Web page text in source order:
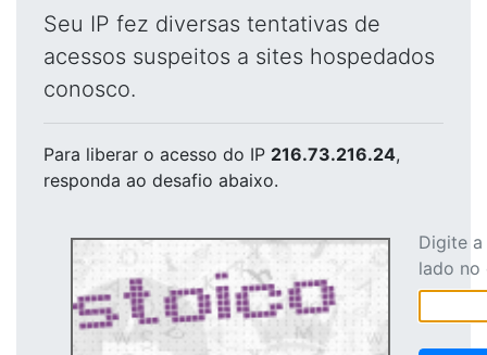
Seu IP fez diversas tentativas de
acessos suspeitos a sites hospedados
conosco.
Para liberar o acesso do IP 216.73.216.24,
responda ao desafio abaixo.
Digite
lado no